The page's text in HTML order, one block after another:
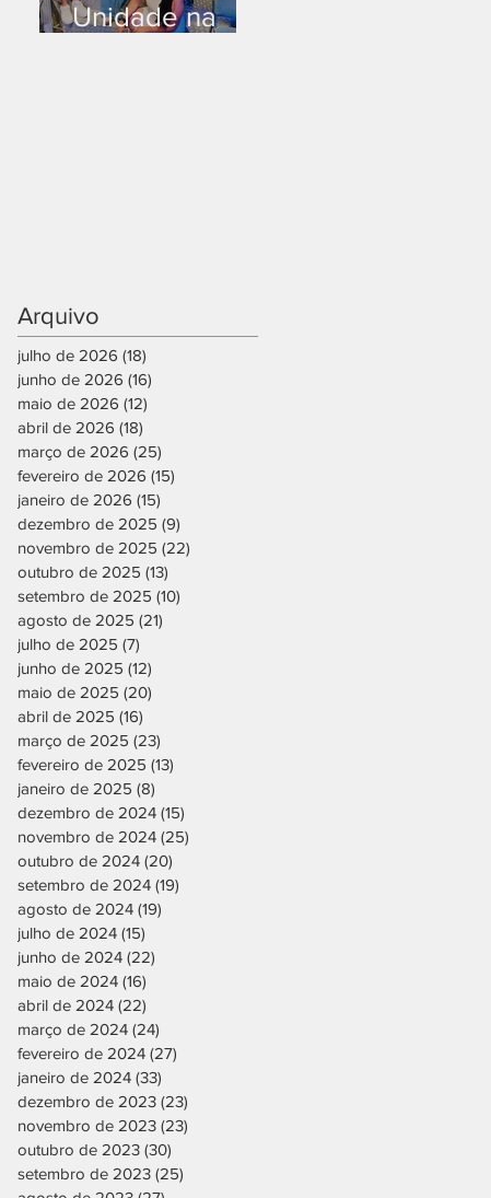
Unidade na
Arquivo
julho de 2026 (18)
junho de 2026 (16)
maio de 2026 (12)
abril de 2026 (18)
março de 2026 (25)
fevereiro de 2026 (15)
janeiro de 2026 (15)
dezembro de 2025 (9)
novembro de 2025 (22)
outubro de 2025 (13)
setembro de 2025 (10)
agosto de 2025 (21)
julho de 2025 (7)
junho de 2025 (12)
maio de 2025 (20)
abril de 2025 (16)
março de 2025 (23)
fevereiro de 2025 (13)
janeiro de 2025 (8)
dezembro de 2024 (15)
novembro de 2024 (25)
outubro de 2024 (20)
setembro de 2024 (19)
agosto de 2024 (19)
julho de 2024 (15)
junho de 2024 (22)
maio de 2024 (16)
abril de 2024 (22)
março de 2024 (24)
fevereiro de 2024 (27)
janeiro de 2024 (33)
dezembro de 2023 (23)
novembro de 2023 (23)
outubro de 2023 (30)
setembro de 2023 (25)